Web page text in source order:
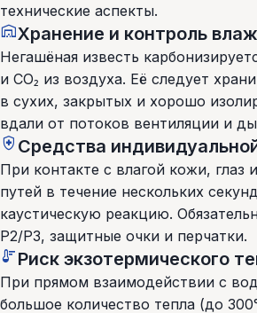
технические аспекты.
warehouseХранение и контроль
Негашёная известь
и CO₂ из воздуха. Её следует
в сухих, закрытых и хорошо
вдали от потоков вентиляции и
health_and_safety Средства
При контакте с влагой кожи, глаз
путей в течение нескольких
каустическую реакцию.
P2/P3, защитные очки и перчатки.
thermostatРиск экзотермического
При прямом взаимодействии с
большое количество тепла (до